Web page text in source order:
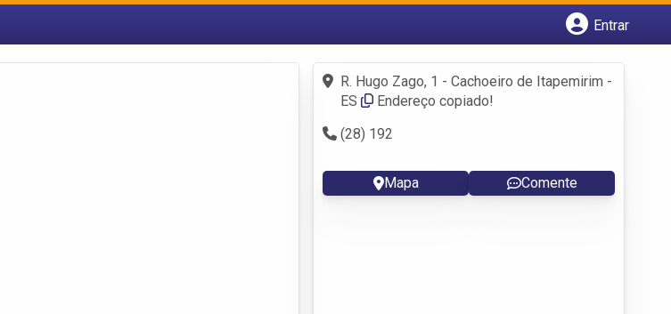
Entrar
Fazer login
Criar conta
R. Hugo Zago, 1 - Cachoeiro de Itapemirim -
ES
Endereço copiado!
(28) 192
Mapa Comente